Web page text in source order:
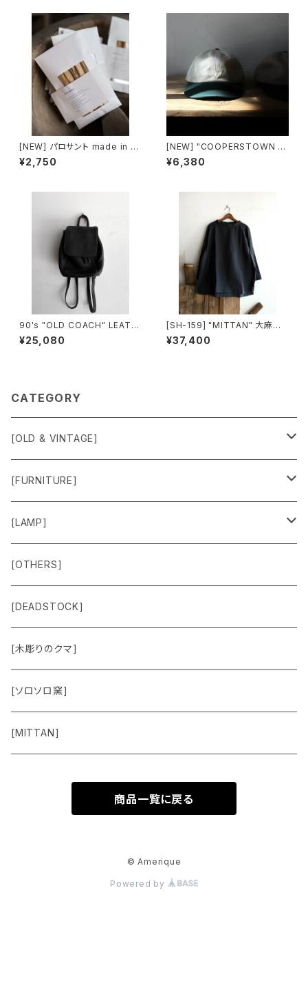
[NEW] パロサント made in Ec
uador
¥2,750
[NEW] "COOPERSTOWN B
ALL CAP" 2-tone TWILL C
AP made in USA
¥6,380
90's "OLD COACH" LEATH
ER SMALL BACKPACK mad
e in USA
¥25,080
[SH-159] "MITTAN" 大麻長
袖プルオーバー 高密度
¥37,400
CATEGORY
[OLD & VINTAGE]
Sweat & Knit
Shirts
Outer
Jacket
Cut＆Sewn
Vest
Pants
[FURNITURE]
Chair
Box
Others
[LAMP]
Lamp
Lamp Parts
[OTHERS]
[DEADSTOCK]
[木彫りのクマ]
[ソロソロ窯]
[MITTAN]
商品一覧に戻る
© Amerique
Powered by